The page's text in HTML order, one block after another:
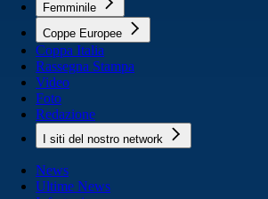
Femminile
Coppe Europee
Coppa Italia
Rassegna Stampa
Video
Foto
Redazione
I siti del nostro network
News
Ultime News